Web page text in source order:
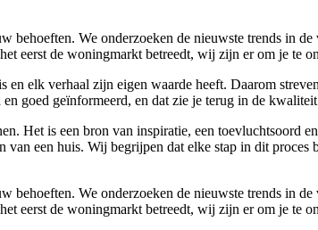
behoeften. We onderzoeken de nieuwste trends in
eerst de woningmarkt betreedt, wij zijn er om je te
elk verhaal zijn eigen waarde heeft. Daarom
goed geïnformeerd, en dat zie je terug in de
Het is een bron van inspiratie, een toevluchtsoord
een huis. Wij begrijpen dat elke stap in dit
behoeften. We onderzoeken de nieuwste trends in
eerst de woningmarkt betreedt, wij zijn er om je te